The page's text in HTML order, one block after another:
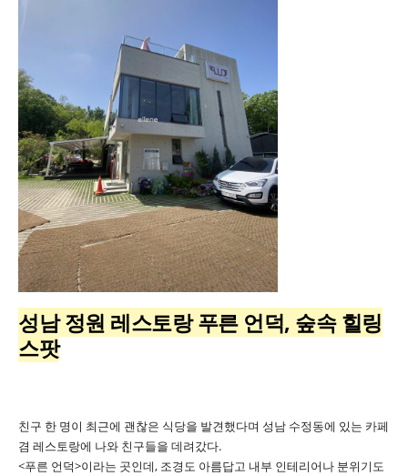
성남 정원 레스토랑 푸른 언덕, 숲속 힐링
스팟
친구 한 명이 최근에 괜찮은 식당을 발견했다며 성남 수정동에 있는 카페
겸 레스토랑에 나와 친구들을 데려갔다.
<푸른 언덕>이라는 곳인데, 조경도 아름답고 내부 인테리어나 분위기도